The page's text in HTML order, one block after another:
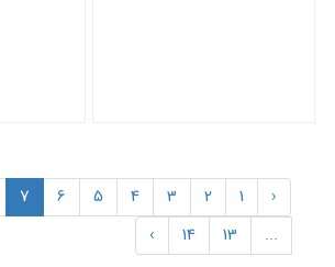
‹
1
2
3
4
5
6
7
...
13
14
›